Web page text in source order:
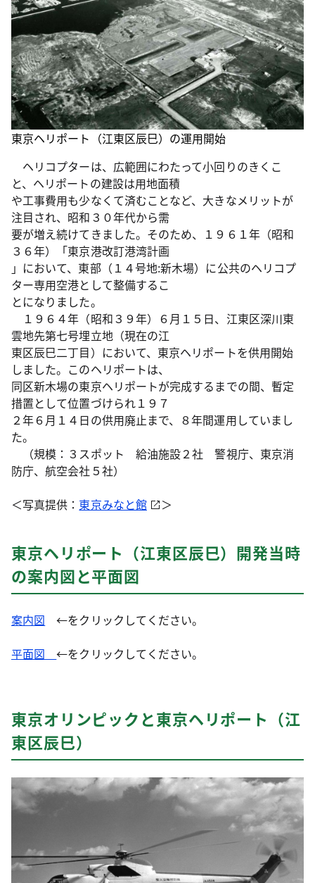
東京ヘリポート（江東区辰巳）の運用開始
ヘリコプターは、広範囲にわたって小回りのきくこ
と、ヘリポートの建設は用地面積
や工事費用も少なくて済むことなど、大きなメリットが
注目され、昭和３０年代から需
要が増え続けてきました。そのため、１９６１年（昭和
３６年）「東京港改訂港湾計画
」において、東部（１４号地:新木場）に公共のヘリコプ
ター専用空港として整備するこ
とになりました。
１９６４年（昭和３９年）６月１５日、江東区深川東
雲地先第七号埋立地（現在の江
東区辰巳二丁目）において、東京ヘリポートを供用開始
しました。このヘリポートは、
同区新木場の東京ヘリポートが完成するまでの間、暫定
措置として位置づけられ１９７
２年６月１４日の供用廃止まで、８年間運用していまし
た。
（規模：３スポット 給油施設２社 警視庁、東京消
防庁、航空会社５社）
＜写真提供： 東京みなと館 ＞
東京ヘリポート（江東区辰巳）開発当時
の案内図と平面図
案内図 ←をクリックしてください。
平面図←をクリックしてください。
東京オリンピックと東京ヘリポート（江
東区辰巳）